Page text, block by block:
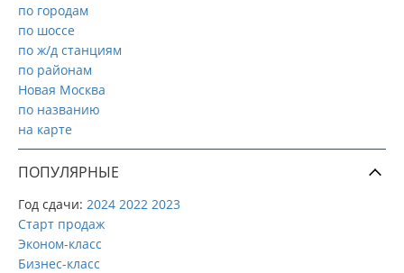
по городам
по шоссе
по ж/д станциям
по районам
Новая Москва
по названию
на карте
ПОПУЛЯРНЫЕ
Год сдачи: 2024 2022 2023
Старт продаж
Эконом-класс
Бизнес-класс